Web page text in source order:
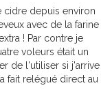
cidre depuis environ
avec de la farine
! Par contre je
voleurs était un
de l'utiliser si j'arrive
fait relégué direct au